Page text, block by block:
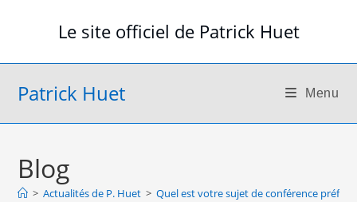
Le site officiel de Patrick Huet
Patrick Huet Menu
Blog
> Actualités de P. Huet > Quel est votre sujet de conférence préféré